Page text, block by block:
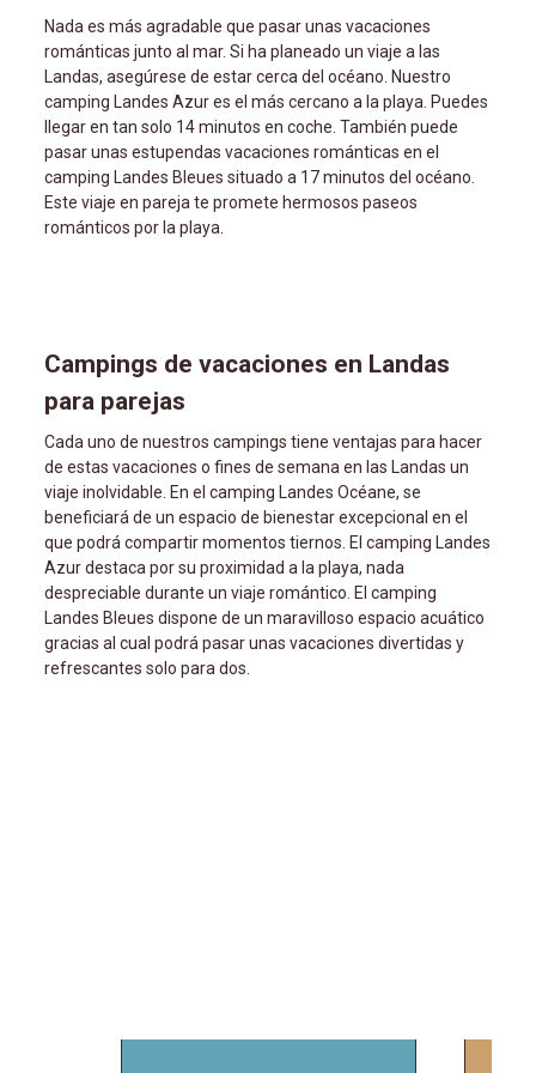
Nada es más agradable que pasar unas vacaciones
románticas junto al mar. Si ha planeado un viaje a las
Landas, asegúrese de estar cerca del océano. Nuestro
camping Landes Azur es el más cercano a la playa. Puedes
llegar en tan solo 14 minutos en coche. También puede
pasar unas estupendas vacaciones románticas en el
camping Landes Bleues situado a 17 minutos del océano.
Este viaje en pareja te promete hermosos paseos
románticos por la playa.
Campings de vacaciones en Landas
para parejas
Cada uno de nuestros campings tiene ventajas para hacer
de estas vacaciones o fines de semana en las Landas un
viaje inolvidable. En el camping Landes Océane, se
beneficiará de un espacio de bienestar excepcional en el
que podrá compartir momentos tiernos. El camping Landes
Azur destaca por su proximidad a la playa, nada
despreciable durante un viaje romántico. El camping
Landes Bleues dispone de un maravilloso espacio acuático
gracias al cual podrá pasar unas vacaciones divertidas y
refrescantes solo para dos.